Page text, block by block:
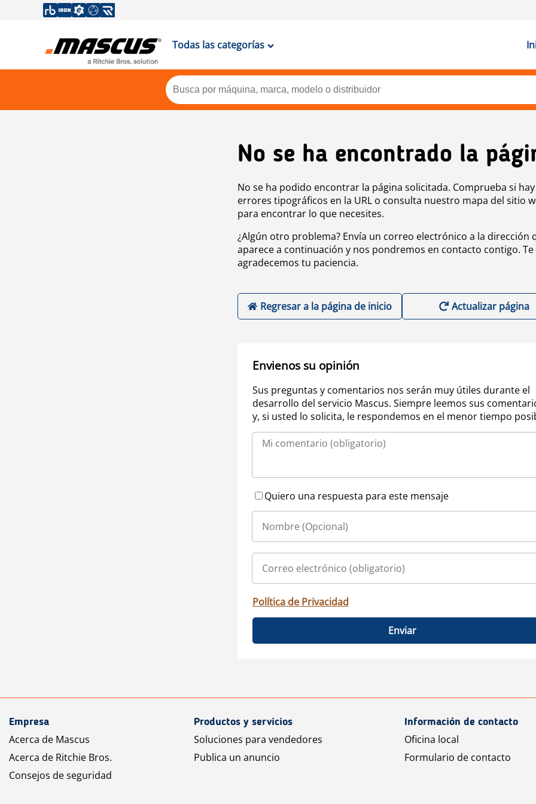
Todas las categorías
No se ha encontrado la
No se ha podido encontrar la página solicitada. Comprueba si hay
errores tipográficos en la URL o consulta nuestro mapa del sitio
para encontrar lo que necesites.
¿Algún otro problema? Envía un correo electrónico a la dirección
aparece a continuación y nos pondremos en contacto contigo. Te
agradecemos tu paciencia.
Regresar a la página de inicio Actualizar página
Envienos su opinión
Sus preguntas y comentarios nos serán muy útiles durante el
desarrollo del servicio Mascus. Siempre leemos sus
y, si usted lo solicita, le respondemos en el menor tiempo
Quiero una respuesta para este mensaje
Política de Privacidad
Enviar
Empresa
Acerca de Mascus
Acerca de Ritchie Bros.
Consejos de seguridad
Productos y servicios
Soluciones para vendedores
Publica un anuncio
Información de contacto
Oficina local
Formulario de contacto